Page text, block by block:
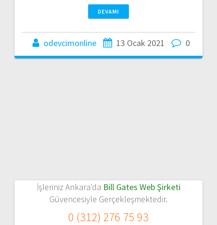
DEVAMI
odevcimonline 13 Ocak 2021 0
İşleriniz Ankara'da Bill Gates Web Şirketi
Güvencesiyle Gerçekleşmektedir.
0 (312) 276 75 93